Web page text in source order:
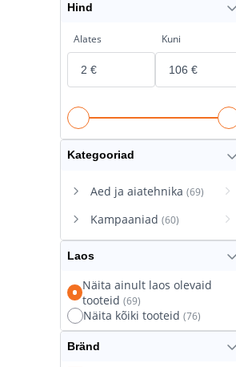
Hind
Alates Kuni
Kategooriad
Aed ja aiatehnika (69)
Kampaaniad (60)
Laos
Näita ainult laos olevaid
tooteid (69)
Näita kõiki tooteid (76)
Bränd